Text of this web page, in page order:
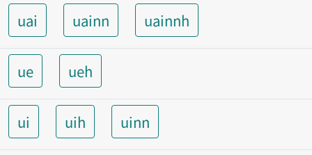
uai uainn uainnh
ue ueh
ui uih uinn